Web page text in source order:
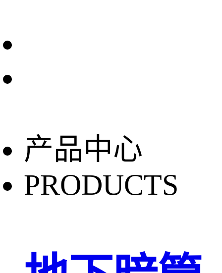
产品中心
PRODUCTS